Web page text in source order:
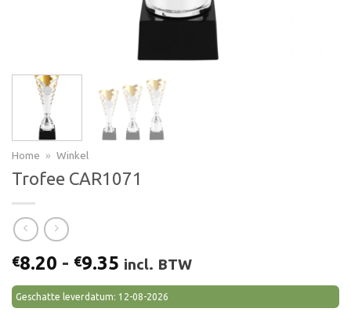
Home » Winkel
Trofee CAR1071
€8.20 - €9.35 Prijsklasse:
€8.20
tot
incl. BTW
Geschatte leverdatum: 12-08-2026